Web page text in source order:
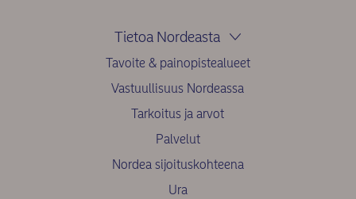
Tietoa Nordeasta
Tavoite & painopistealueet
Vastuullisuus Nordeassa
Tarkoitus ja arvot
Palvelut
Nordea sijoituskohteena
Ura